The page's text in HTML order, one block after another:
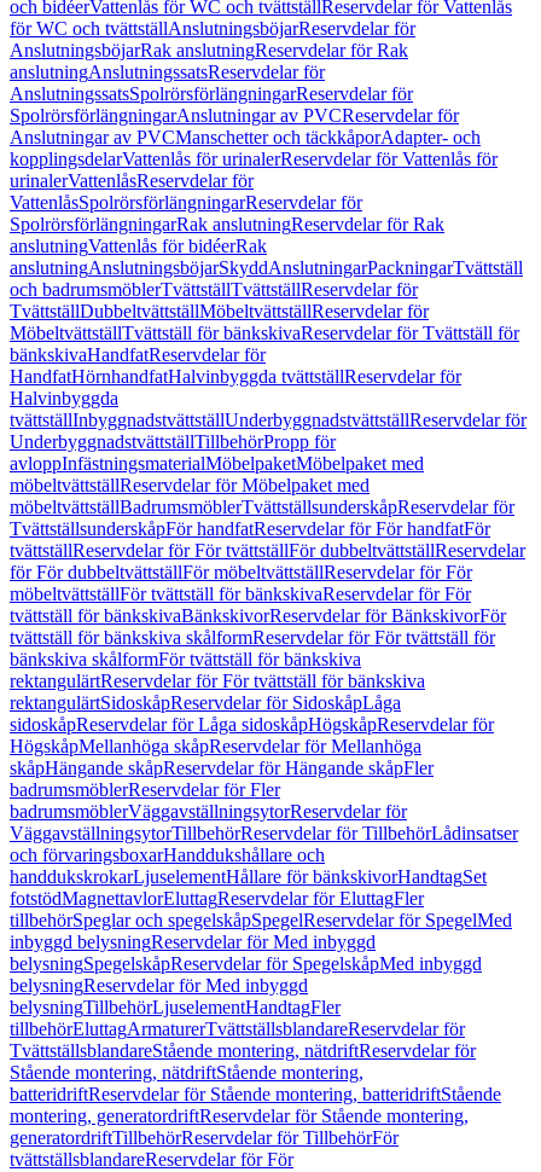
och bidéerVattenlås för WC och tvättställReservdelar för Vattenlås
för WC och tvättställAnslutningsböjarReservdelar för
AnslutningsböjarRak anslutningReservdelar för Rak
anslutningAnslutningssatsReservdelar för
AnslutningssatsSpolrörsförlängningarReservdelar för
SpolrörsförlängningarAnslutningar av PVCReservdelar för
Anslutningar av PVCManschetter och täckkåporAdapter- och
kopplingsdelarVattenlås för urinalerReservdelar för Vattenlås för
urinalerVattenlåsReservdelar för
VattenlåsSpolrörsförlängningarReservdelar för
SpolrörsförlängningarRak anslutningReservdelar för Rak
anslutningVattenlås för bidéerRak
anslutningAnslutningsböjarSkyddAnslutningarPackningarTvättställ
och badrumsmöblerTvättställTvättställReservdelar för
TvättställDubbeltvättställMöbeltvättställReservdelar för
MöbeltvättställTvättställ för bänkskivaReservdelar för Tvättställ för
bänkskivaHandfatReservdelar för
HandfatHörnhandfatHalvinbyggda tvättställReservdelar för
Halvinbyggda
tvättställInbyggnadstvättställUnderbyggnadstvättställReservdelar för
UnderbyggnadstvättställTillbehörPropp för
avloppInfästningsmaterialMöbelpaketMöbelpaket med
möbeltvättställReservdelar för Möbelpaket med
möbeltvättställBadrumsmöblerTvättställsunderskåpReservdelar för
TvättställsunderskåpFör handfatReservdelar för För handfatFör
tvättställReservdelar för För tvättställFör dubbeltvättställReservdelar
för För dubbeltvättställFör möbeltvättställReservdelar för För
möbeltvättställFör tvättställ för bänkskivaReservdelar för För
tvättställ för bänkskivaBänkskivorReservdelar för BänkskivorFör
tvättställ för bänkskiva skålformReservdelar för För tvättställ för
bänkskiva skålformFör tvättställ för bänkskiva
rektangulärtReservdelar för För tvättställ för bänkskiva
rektangulärtSidoskåpReservdelar för SidoskåpLåga
sidoskåpReservdelar för Låga sidoskåpHögskåpReservdelar för
HögskåpMellanhöga skåpReservdelar för Mellanhöga
skåpHängande skåpReservdelar för Hängande skåpFler
badrumsmöblerReservdelar för Fler
badrumsmöblerVäggavställningsytorReservdelar för
VäggavställningsytorTillbehörReservdelar för TillbehörLådinsatser
och förvaringsboxarHanddukshållare och
handdukskrokarLjuselementHållare för bänkskivorHandtagSet
fotstödMagnettavlorEluttagReservdelar för EluttagFler
tillbehörSpeglar och spegelskåpSpegelReservdelar för SpegelMed
inbyggd belysningReservdelar för Med inbyggd
belysningSpegelskåpReservdelar för SpegelskåpMed inbyggd
belysningReservdelar för Med inbyggd
belysningTillbehörLjuselementHandtagFler
tillbehörEluttagArmaturerTvättställsblandareReservdelar för
TvättställsblandareStående montering, nätdriftReservdelar för
Stående montering, nätdriftStående montering,
batteridriftReservdelar för Stående montering, batteridriftStående
montering, generatordriftReservdelar för Stående montering,
generatordriftTillbehörReservdelar för TillbehörFör
tvättställsblandareReservdelar för För